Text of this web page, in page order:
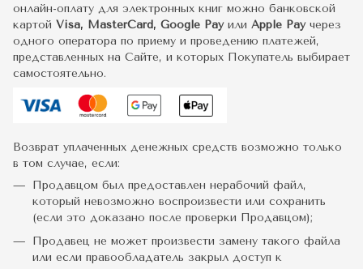
онлайн-оплату для электронных книг можно банковской
картой Visa, MasterCard, Google Pay или Apple Payчерез
одного оператора по приему и проведению платежей,
представленных на Сайте, и которых Покупатель выбирает
самостоятельно.
Возврат уплаченных денежных средств возможно только
в том случае, если:
Продавцом был предоставлен нерабочий файл,
который невозможно воспроизвести или сохранить
(если это доказано после проверки Продавцом);
Продавец не может произвести замену такого файла
или если правообладатель закрыл доступ к